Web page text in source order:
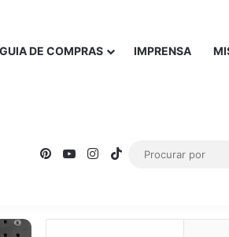
GUIA DE COMPRAS IMPRENSA
PinterestYouTubeInstagram
TikTok